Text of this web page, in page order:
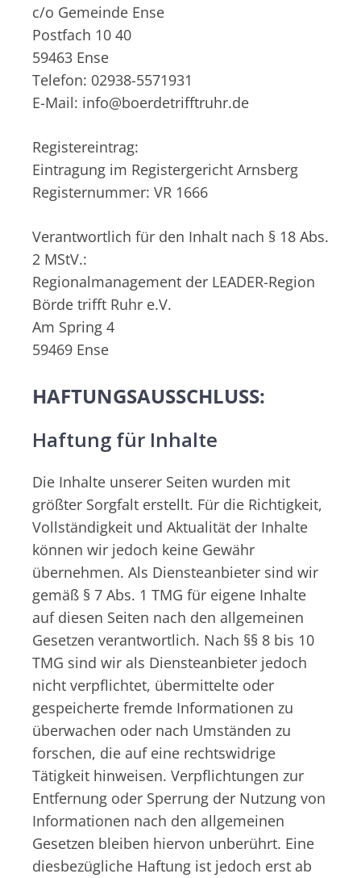
c/o Gemeinde Ense
Postfach 10 40
59463 Ense
Telefon: 02938-5571931
E-Mail: info@boerdetrifftruhr.de
Registereintrag:
Eintragung im Registergericht Arnsberg
Registernummer: VR 1666
Verantwortlich für den Inhalt nach § 18 Abs.
2 MStV.:
Regionalmanagement der LEADER-Region
Börde trifft Ruhr e.V.
Am Spring 4
59469 Ense
HAFTUNGSAUSSCHLUSS:
Haftung für Inhalte
Die Inhalte unserer Seiten wurden mit
größter Sorgfalt erstellt. Für die Richtigkeit,
Vollständigkeit und Aktualität der Inhalte
können wir jedoch keine Gewähr
übernehmen. Als Diensteanbieter sind wir
gemäß § 7 Abs. 1 TMG für eigene Inhalte
auf diesen Seiten nach den allgemeinen
Gesetzen verantwortlich. Nach §§ 8 bis 10
TMG sind wir als Diensteanbieter jedoch
nicht verpflichtet, übermittelte oder
gespeicherte fremde Informationen zu
überwachen oder nach Umständen zu
forschen, die auf eine rechtswidrige
Tätigkeit hinweisen. Verpflichtungen zur
Entfernung oder Sperrung der Nutzung von
Informationen nach den allgemeinen
Gesetzen bleiben hiervon unberührt. Eine
diesbezügliche Haftung ist jedoch erst ab